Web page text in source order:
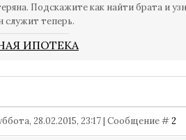
Подскажите как найти брата и
служит теперь.
ИПОТЕКА
28.02.2015, 23:17 | Сообщение #2